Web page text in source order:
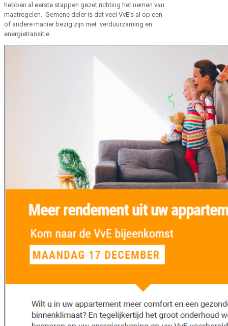
hebben al eerste stappen gezet richting het nemen van
maatregelen. Gemene deler is dat veel VvE’s al op een
of andere manier bezig zijn met verduurzaming en
energietransitie.